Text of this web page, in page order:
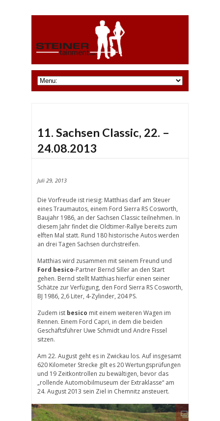
11. Sachsen Classic, 22. –
24.08.2013
Juli 29, 2013
Die Vorfreude ist riesig: Matthias darf am Steuer
eines Traumautos, einem Ford Sierra RS Cosworth,
Baujahr 1986, an der Sachsen Classic teilnehmen. In
diesem Jahr findet die Oldtimer-Rallye bereits zum
elften Mal statt. Rund 180 historische Autos werden
an drei Tagen Sachsen durchstreifen.
Matthias wird zusammen mit seinem Freund und
Ford besico-Partner Bernd Siller an den Start
gehen. Bernd stellt Matthias hierfür einen seiner
Schätze zur Verfügung, den Ford Sierra RS Cosworth,
BJ 1986, 2,6 Liter, 4-Zylinder, 204 PS.
Zudem ist besico mit einem weiteren Wagen im
Rennen. Einem Ford Capri, in dem die beiden
Geschäftsführer Uwe Schmidt und Andre Fissel
sitzen.
Am 22. August geht es in Zwickau los. Auf insgesamt
620 Kilometer Strecke gilt es 20 Wertungsprüfungen
und 19 Zeitkontrollen zu bewältigen, bevor das
„rollende Automobilmuseum der Extraklasse“ am
24. August 2013 sein Ziel in Chemnitz ansteuert.